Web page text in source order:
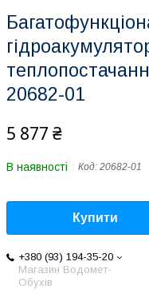
20682-01
5 877 ₴
В наявності Код: 20682-01
Купити
+380 (93) 194-35-20
Магазин Водомет-
Обухів